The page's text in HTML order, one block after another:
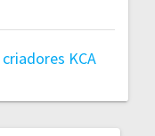
criadores KCA